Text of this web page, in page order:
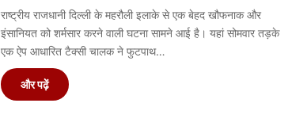
राष्ट्रीय राजधानी दिल्ली के महरौली इलाके से एक बेहद खौफनाक और
इंसानियत को शर्मसार करने वाली घटना सामने आई है। यहां सोमवार तड़के
एक ऐप आधारित टैक्सी चालक ने फुटपाथ…
और पढ़ें